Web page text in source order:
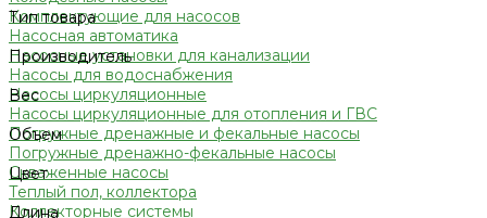
Комплектующие для насосов
Насосная автоматика
Насосные установки для канализации
Насосы для водоснабжения
Насосы циркуляционные
Насосы циркуляционные для отопления и ГВС
Погружные дренажные и фекальные насосы
Погружные дренажно-фекальные насосы
Скваженные насосы
Теплый пол, коллектора
Коллекторные системы
Тип товара
Производитель
Вес
Объем
Цвет
Длина